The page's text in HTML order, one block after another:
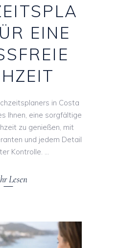
EINE
in Costa
Ihnen, eine sorgfältige
zu genießen, mit
und jedem Detail
Kontrolle.
Lesen